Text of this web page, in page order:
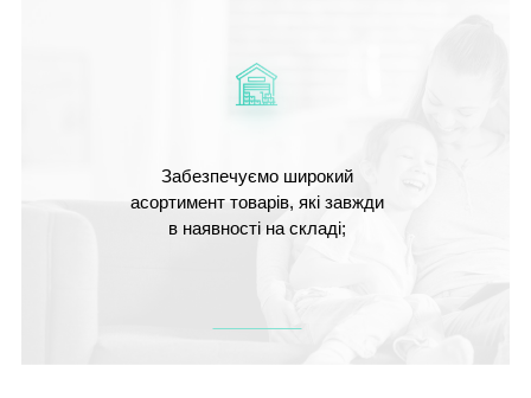
Забезпечуємо широкий
асортимент товарів, які завжди
в наявності на складі;